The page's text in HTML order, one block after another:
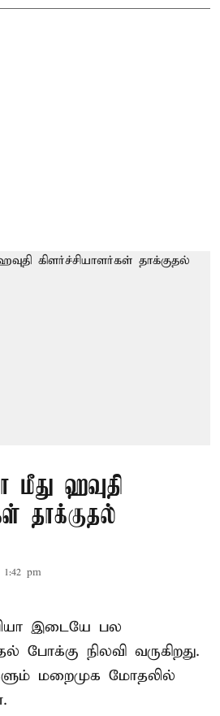
மீது ஹவுதி
தாக்குதல்
pm
இடையே பல
நிலவி வருகிறது.
மறைமுக மோதலில்